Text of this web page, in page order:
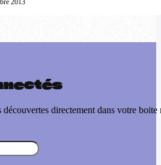
2013
directement dans votre boite